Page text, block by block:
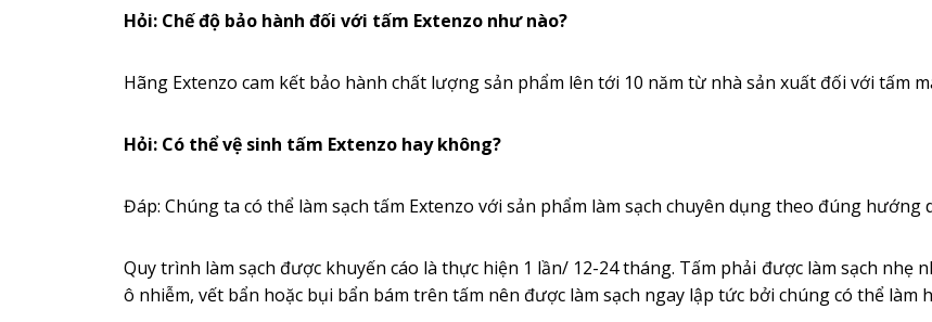
Hỏi: Chế độ bảo hành đối với tấm Extenzo như nào?
Hãng Extenzo cam kết bảo hành chất lượng sản phẩm lên tới 10 năm từ nhà sản xuất đối với tấm
Hỏi: Có thể vệ sinh tấm Extenzo hay không?
Đáp: Chúng ta có thể làm sạch tấm Extenzo với sản phẩm làm sạch chuyên dụng theo đúng hướng
Quy trình làm sạch được khuyến cáo là thực hiện 1 lần/ 12-24 tháng. Tấm phải được làm sạch nhẹ
ô nhiễm, vết bẩn hoặc bụi bẩn bám trên tấm nên được làm sạch ngay lập tức bởi chúng có thể